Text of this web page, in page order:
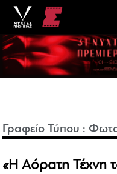
Γραφείο Τύπου :
«Η Αόρατη Τέχνη